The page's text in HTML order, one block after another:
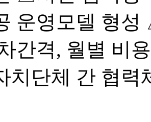
운영모델 형
간격, 월별 비
치단체 간 협력